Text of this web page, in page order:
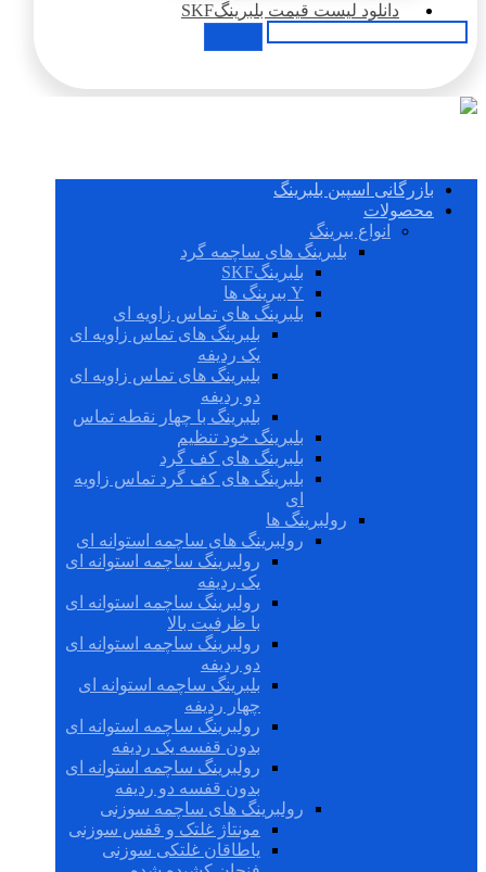
دانلود لیست قیمت بلبرینگSKF
بازرگانی اسپین بلبرینگ
محصولات
انواع بیرینگ
بلبرینگ های ساچمه گرد
بلبرینگSKF
Y بیرینگ ها
بلبرینگ های تماس زاویه ای
بلبرینگ های تماس زاویه ای
یک ردیفه
بلبرینگ های تماس زاویه ای
دو ردیفه
بلبرینگ با چهار نقطه تماس
بلبرینگ خود تنظیم
بلبرینگ های کف گرد
بلبرینگ های کف گرد تماس زاویه
ای
رولبرینگ ها
رولبرینگ های ساچمه استوانه ای
رولبرینگ ساچمه استوانه ای
یک ردیفه
رولبرینگ ساچمه استوانه ای
با ظرفیت بالا
رولبرینگ ساچمه استوانه ای
دو ردیفه
بلبرینگ ساچمه استوانه ای
چهار ردیفه
رولبرینگ ساچمه استوانه ای
بدون قفسه یک ردیفه
رولبرینگ ساچمه استوانه ای
بدون قفسه دو ردیفه
رولبرینگ های ساچمه سوزنی
مونتاژ غلتک و قفس سوزنی
یاطاقان غلتکی سوزنی